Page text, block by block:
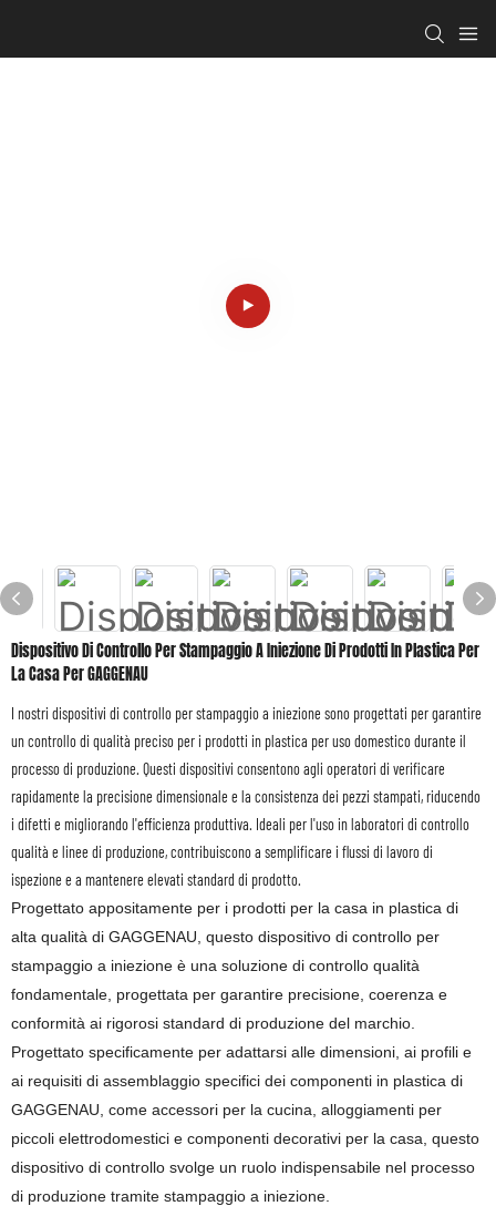
Dispositivo Di Controllo Per Stampaggio A Iniezione Di Prodotti In Plastica Per
La Casa Per GAGGENAU
I nostri dispositivi di controllo per stampaggio a iniezione sono progettati per garantire
un controllo di qualità preciso per i prodotti in plastica per uso domestico durante il
processo di produzione. Questi dispositivi consentono agli operatori di verificare
rapidamente la precisione dimensionale e la consistenza dei pezzi stampati, riducendo
i difetti e migliorando l'efficienza produttiva. Ideali per l'uso in laboratori di controllo
qualità e linee di produzione, contribuiscono a semplificare i flussi di lavoro di
ispezione e a mantenere elevati standard di prodotto.
Progettato appositamente per i prodotti per la casa in plastica di
alta qualità di GAGGENAU, questo dispositivo di controllo per
stampaggio a iniezione è una soluzione di controllo qualità
fondamentale, progettata per garantire precisione, coerenza e
conformità ai rigorosi standard di produzione del marchio.
Progettato specificamente per adattarsi alle dimensioni, ai profili e
ai requisiti di assemblaggio specifici dei componenti in plastica di
GAGGENAU, come accessori per la cucina, alloggiamenti per
piccoli elettrodomestici e componenti decorativi per la casa, questo
dispositivo di controllo svolge un ruolo indispensabile nel processo
di produzione tramite stampaggio a iniezione.